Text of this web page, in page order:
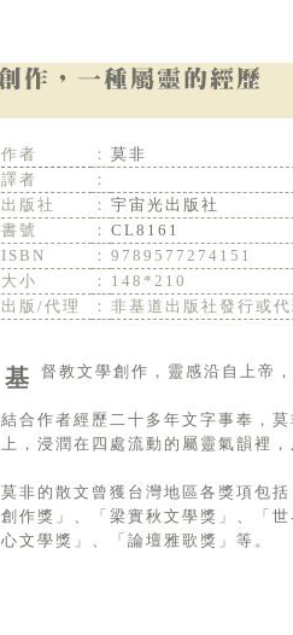
作者 ： 莫非
譯者
：
出版社
： 宇宙光出版社
書號
： CL8161
ISBN
： 9789577274151
大小
： 148*210
出版/代理
： 非基道出版社發行或
基督教文學創作，靈感沿自上
結合作者經歷二十多年文字事奉，
上，浸潤在四處流動的屬靈氣韻裡
莫非的散文曾獲台灣地區各獎項包
創作獎」、「梁實秋文學獎」、「
心文學獎」、「論壇雅歌獎」等。